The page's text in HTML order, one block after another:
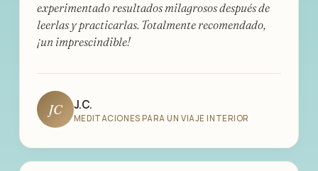
experimentado resultados milagrosos después de
leerlas y practicarlas. Totalmente recomendado,
¡un imprescindible!
JC J.C.
MEDITACIONES PARA UN VIAJE INTERIOR